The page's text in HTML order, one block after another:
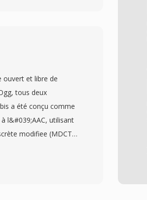
de tous les codecs
et open-
qui freinent les codecs
à environ la moitié
Et sa faible
si bien que
Opus.
ouvert et libre de
tous deux
a été conçu comme
l&#039;AAC, utilisant
modifiee (MDCT)
à la